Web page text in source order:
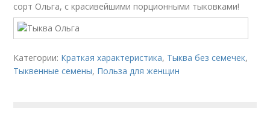
сорт Ольга, с красивейшими порционными тыковками!
Категории: Краткая характеристика, Тыква без семечек,
Тыквенные семены, Польза для женщин